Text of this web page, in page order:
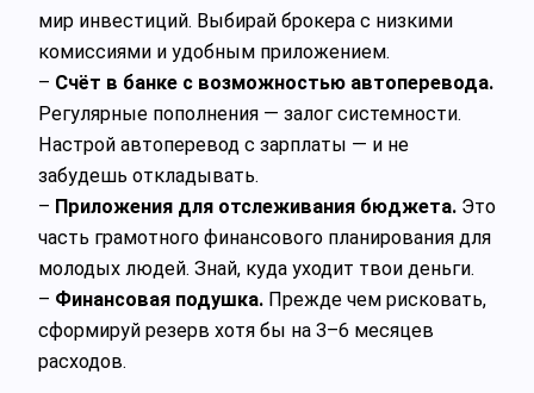
мир инвестиций. Выбирай брокера с низкими
комиссиями и удобным приложением.
– Счёт в банке с возможностью автоперевода.
Регулярные пополнения — залог системности.
Настрой автоперевод с зарплаты — и не
забудешь откладывать.
– Приложения для отслеживания бюджета. Это
часть грамотного финансового планирования для
молодых людей. Знай, куда уходит твои деньги.
– Финансовая подушка. Прежде чем рисковать,
сформируй резерв хотя бы на 3–6 месяцев
расходов.